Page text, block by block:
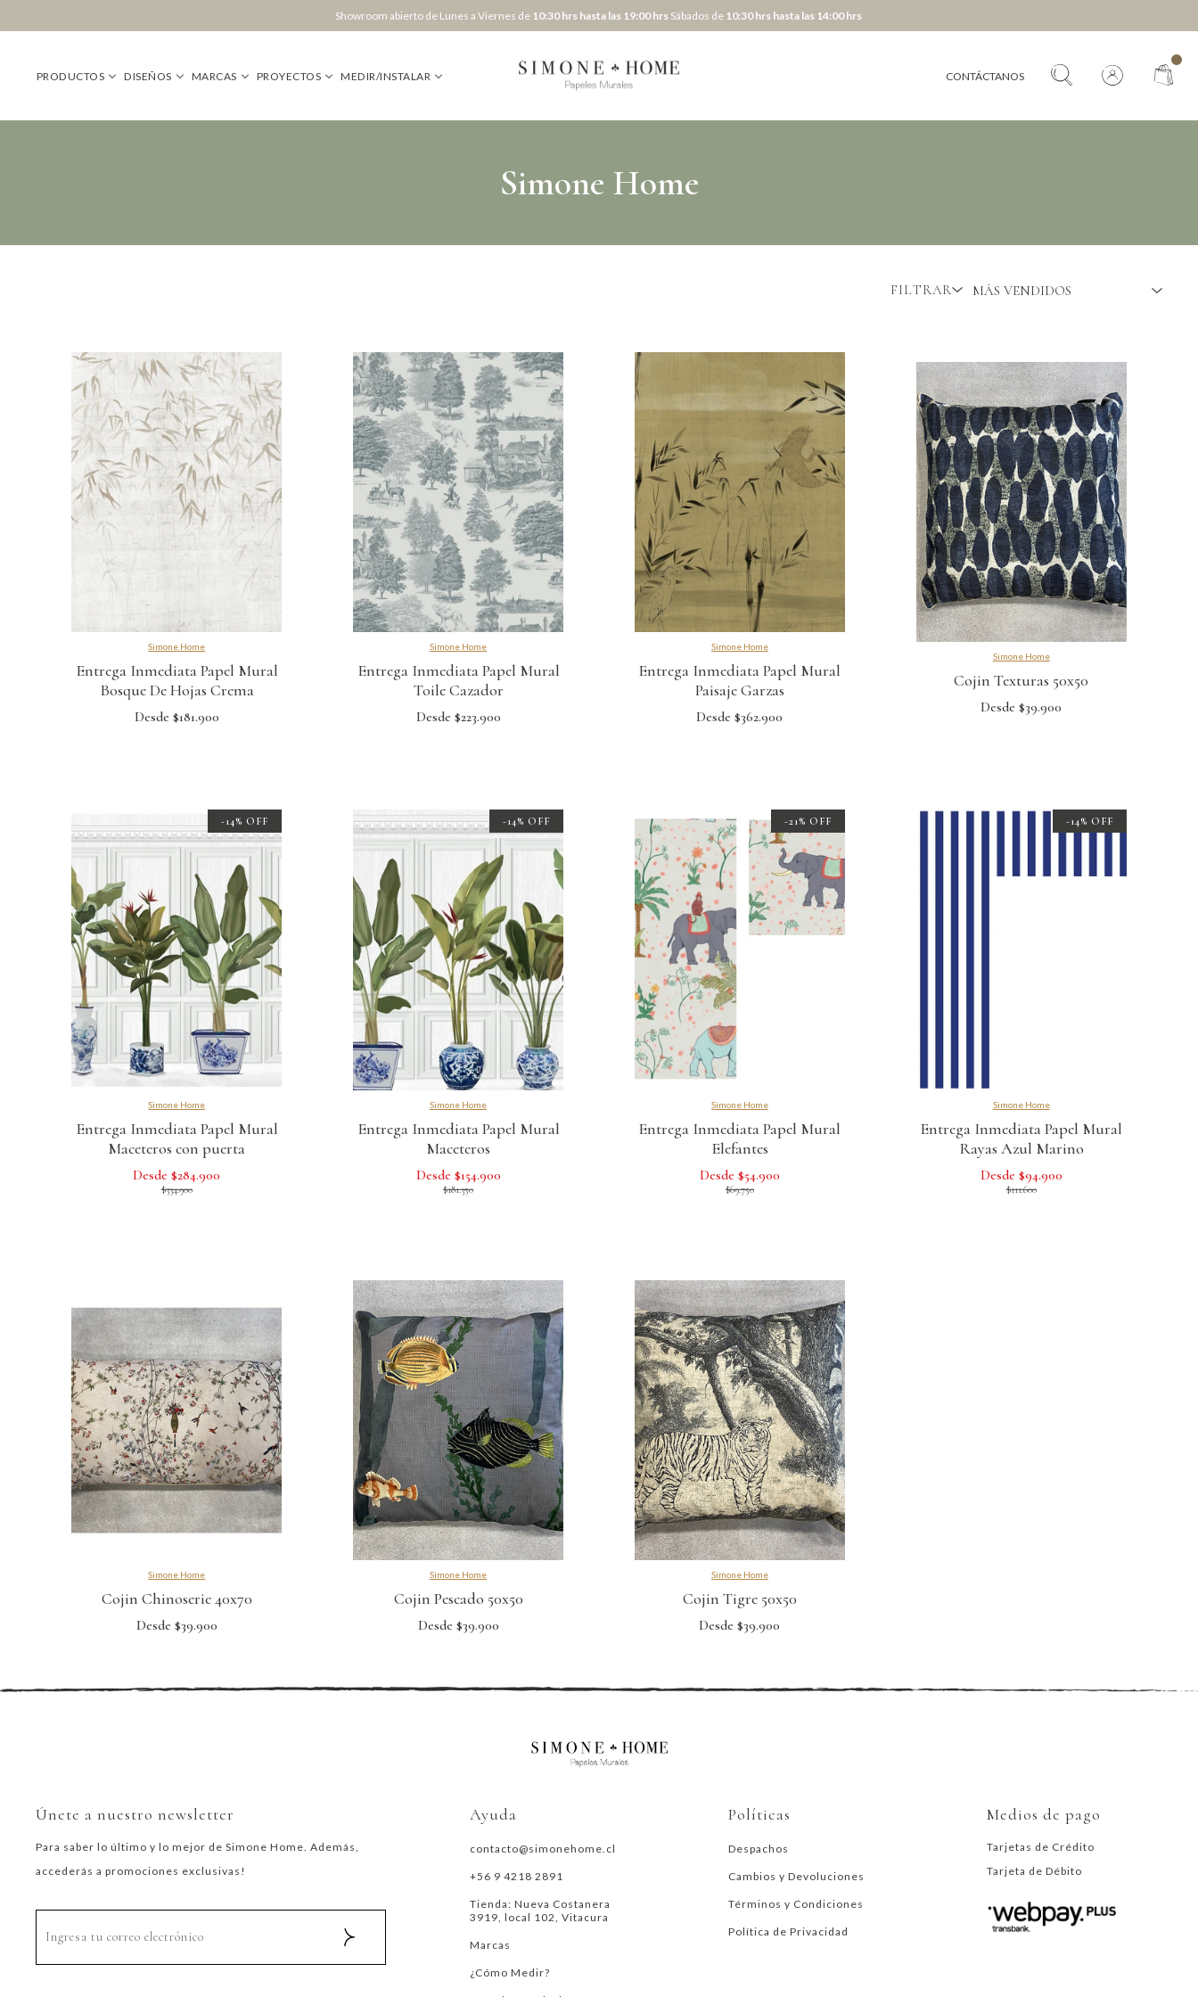
Showroom abierto de Lunes a Viernes de 10:30 hrs hasta las 19:00 hrs Sábados de 10:30 hrs hasta las 14:00 hrs
PRODUCTOS DISEÑOS MARCAS PROYECTOS MEDIR/INSTALAR CONTÁCTANOS
Simone Home
FILTRAR
Simone Home
Entrega Inmediata Papel Mural
Bosque De Hojas Crema
Desde $181.900
Simone Home
Entrega Inmediata Papel Mural
Toile Cazador
Desde $223.900
Simone Home
Entrega Inmediata Papel Mural
Paisaje Garzas
Desde $362.900
Simone Home
Cojin Texturas 50x50
Desde $39.900
-14% OFF
Simone Home
Entrega Inmediata Papel Mural
Maceteros con puerta
Desde $284.900
$334.900
-14% OFF
Simone Home
Entrega Inmediata Papel Mural
Maceteros
Desde $154.900
$181.350
-21% OFF
Simone Home
Entrega Inmediata Papel Mural
Elefantes
Desde $54.900
$69.750
-14% OFF
Simone Home
Entrega Inmediata Papel Mural
Rayas Azul Marino
Desde $94.900
$111.600
Simone Home
Cojin Chinoserie 40x70
Desde $39.900
Simone Home
Cojin Pescado 50x50
Desde $39.900
Simone Home
Cojin Tigre 50x50
Desde $39.900
Únete a nuestro newsletter
Para saber lo último y lo mejor de Simone Home. Además,
accederás a promociones exclusivas!
Ayuda
contacto@simonehome.cl
+56 9 4218 2891
Tienda: Nueva Costanera
3919, local 102, Vitacura
Marcas
¿Cómo Medir?
Políticas
Despachos
Cambios y Devoluciones
Términos y Condiciones
Política de Privacidad
Medios de pago
Tarjetas de Crédito
Tarjeta de Débito